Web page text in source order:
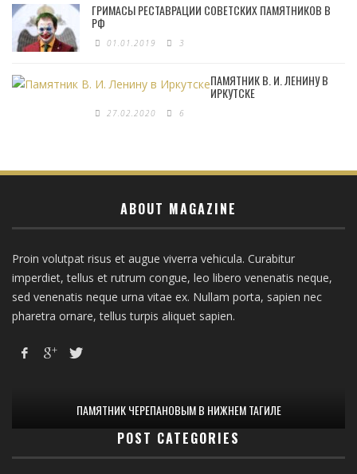
ГРИМАСЫ РЕСТАВРАЦИИ СОВЕТСКИХ ПАМЯТНИКОВ В
РФ
01.01.2019 3
ПАМЯТНИК В. И. ЛЕНИНУ В
ИРКУТСКЕ
27.02.2020 6
ABOUT MAGAZINE
Proin volutpat risus et augue viverra vehicula. Curabitur
imperdiet, tellus et rutrum congue, leo libero venenatis neque,
sed venenatis neque urna vitae ex. Nullam porta, sapien nec
pharetra ornare, tellus turpis aliquet sapien.
ПАМЯТНИК ЧЕРЕПАНОВЫМ В НИЖНЕМ ТАГИЛЕ
POST CATEGORIES